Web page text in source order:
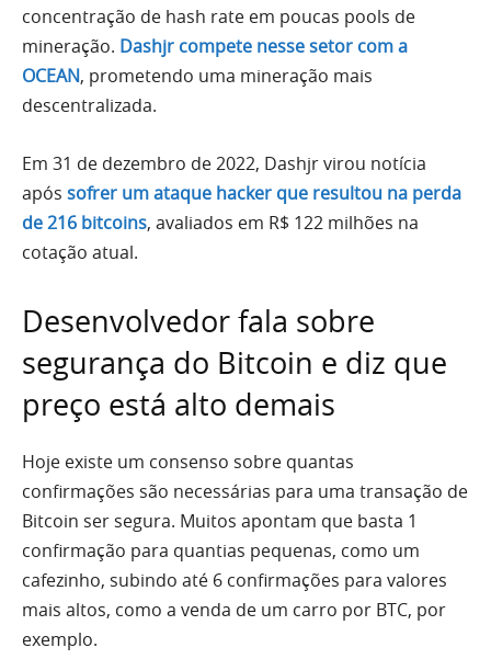
concentração de hash rate em poucas pools de
mineração. Dashjr compete nesse setor com a
OCEAN, prometendo uma mineração mais
descentralizada.
Em 31 de dezembro de 2022, Dashjr virou notícia
após sofrer um ataque hacker que resultou na perda
de 216 bitcoins, avaliados em R$ 122 milhões na
cotação atual.
Desenvolvedor fala sobre
segurança do Bitcoin e diz que
preço está alto demais
Hoje existe um consenso sobre quantas
confirmações são necessárias para uma transação de
Bitcoin ser segura. Muitos apontam que basta 1
confirmação para quantias pequenas, como um
cafezinho, subindo até 6 confirmações para valores
mais altos, como a venda de um carro por BTC, por
exemplo.